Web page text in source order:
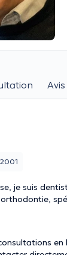
Avis
je suis